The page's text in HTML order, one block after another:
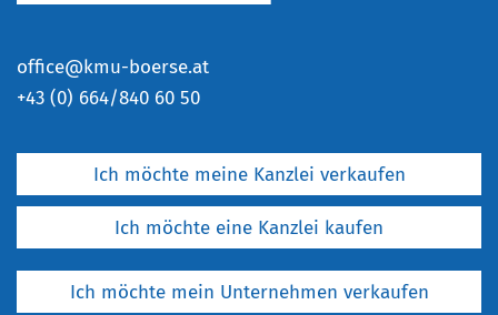
office@kmu-boerse.at
+43 (0) 664/840 60 50
Ich möchte meine Kanzlei verkaufen
Ich möchte eine Kanzlei kaufen
Ich möchte mein Unternehmen verkaufen